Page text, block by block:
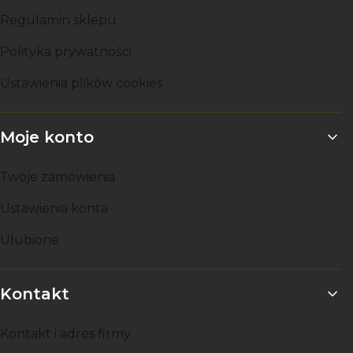
Regulamin sklepu
Polityka prywatności
Ustawienia plików cookies
Moje konto
Twoje zamówienia
Ustawienia konta
Ulubione
Kontakt
Kontakt i adres firmy